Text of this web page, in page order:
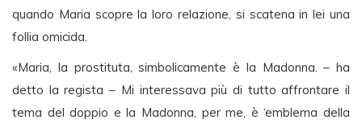
quando Maria scopre la loro relazione, si scatena in lei una
follia omicida.
«Maria, la prostituta, simbolicamente è la Madonna. – ha
detto la regista – Mi interessava più di tutto affrontare il
tema del doppio e la Madonna, per me, è ‘emblema della